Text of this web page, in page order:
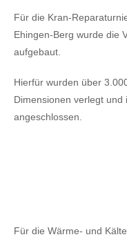
Für die Kran-
Ehingen-Berg wurde die
aufgebaut.
Hierfür wurden über
Dimensionen verlegt
angeschlossen.
Für die Wärme- und